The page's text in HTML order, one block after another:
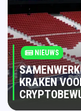
NIEUWS
KRAKEN